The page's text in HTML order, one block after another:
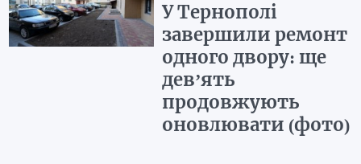
У Тернополі
завершили ремонт
одного двору: ще
дев’ять
продовжують
оновлювати (фото)